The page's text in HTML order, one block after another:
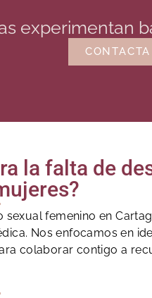
experimentan
la falta de
femenino en
Nos enfocamos en
colaborar contigo a